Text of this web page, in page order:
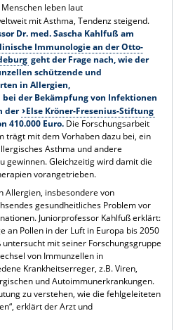
leben laut
mit Asthma, Tendenz steigend.
Dr. med. Sascha Kahlfuß am
Immunologie an der Otto-
geht der Frage nach, wie der
schützende und
in Allergien,
der Bekämpfung von Infektionen
der Else Kröner-Fresenius-Stiftung
410.000 Euro.Die Forschungsarbeit
trägt mit dem Vorhaben dazu bei, ein
Asthma und andere
gewinnen. Gleichzeitig wird damit die
vorangetrieben.
Allergien, insbesondere von
gesundheitliches Problem vor
Juniorprofessor Kahlfuß erklärt:
an Pollen in der Luft in Europa bis 2050
untersucht mit seiner Forschungsgruppe
von Immunzellen in
Krankheitserreger, z.B. Viren,
und Autoimmunerkrankungen.
zu verstehen, wie die fehlgeleiteten
erklärt der Arzt und